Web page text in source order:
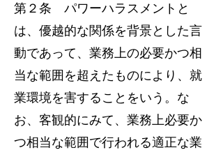
第２条 パワーハラスメントと
は、優越的な関係を背景とした言
動であって、業務上の必要かつ相
当な範囲を超えたものにより、就
業環境を害することをいう。な
お、客観的にみて、業務上必要か
つ相当な範囲で行われる適正な業